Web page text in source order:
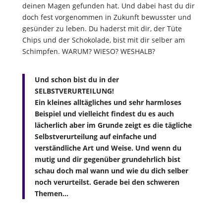
deinen Magen gefunden hat. Und dabei hast du dir
doch fest vorgenommen in Zukunft bewusster und
gesünder zu leben. Du haderst mit dir, der Tüte
Chips und der Schokolade, bist mit dir selber am
Schimpfen. WARUM? WIESO? WESHALB?
Und schon bist du in der
SELBSTVERURTEILUNG!
Ein kleines alltägliches und sehr harmloses
Beispiel und vielleicht findest du es auch
lächerlich aber im Grunde zeigt es die tägliche
Selbstverurteilung auf einfache und
verständliche Art und Weise. Und wenn du
mutig und dir gegenüber grundehrlich bist
schau doch mal wann und wie du dich selber
noch verurteilst. Gerade bei den schweren
Themen…